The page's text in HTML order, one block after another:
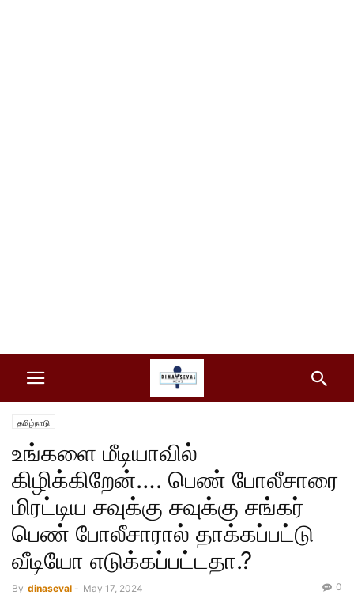
தமிழ்நாடு
உங்களை மீடியாவில்
கிழிக்கிறேன்…. பெண் போலீசாரை
மிரட்டிய சவுக்கு சவுக்கு சங்கர்
பெண் போலீசாரால் தாக்கப்பட்டு
வீடியோ எடுக்கப்பட்டதா.?
By dinaseval - May 17, 2024 0